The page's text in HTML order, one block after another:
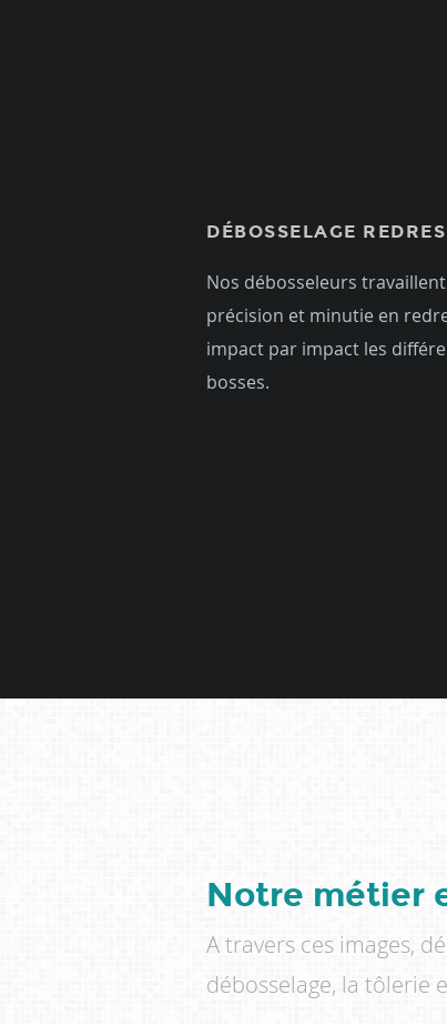
DÉBOSSELAGE
Nos débosseleurs
précision et minutie en
impact par impact les
bosses.
Notre métier
A travers ces images,
débosselage, la tôlerie